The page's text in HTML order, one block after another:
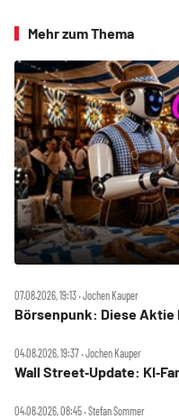
Mehr zum Thema
07.08.2026, 19:13 ‧ Jochen Kauper
Börsenpunk: Diese
04.08.2026, 19:37 ‧ Jochen Kauper
Wall Street‑Update:
04.08.2026, 08:45 ‧ Stefan Sommer